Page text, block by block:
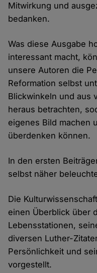
Mitwirkung und
bedanken.
Was diese Ausgabe
interessant macht,
unsere Autoren die
Reformation selbst
Blickwinkeln und aus
heraus betrachten,
eigenes Bild machen
überdenken können.
In den ersten
selbst näher
Die
einen Überblick über
Lebensstationen,
diversen Luther-
Persönlichkeit und
vorgestellt.